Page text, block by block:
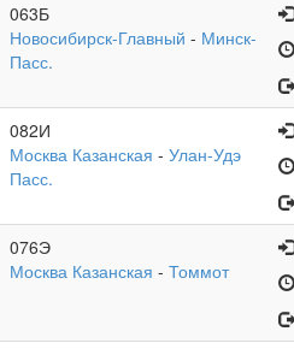
063Б
Новосибирск-Главный - Минск-
Пасс.
082И
Москва Казанская - Улан-Удэ
Пасс.
076Э
Москва Казанская - Томмот